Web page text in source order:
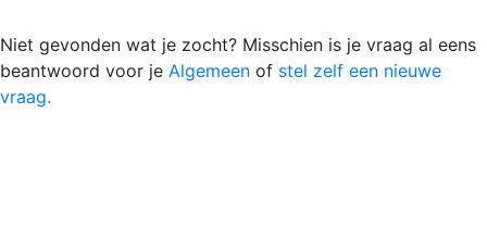
Niet gevonden wat je zocht? Misschien is je vraag al eens
beantwoord voor je Algemeen of stel zelf een nieuwe
vraag.